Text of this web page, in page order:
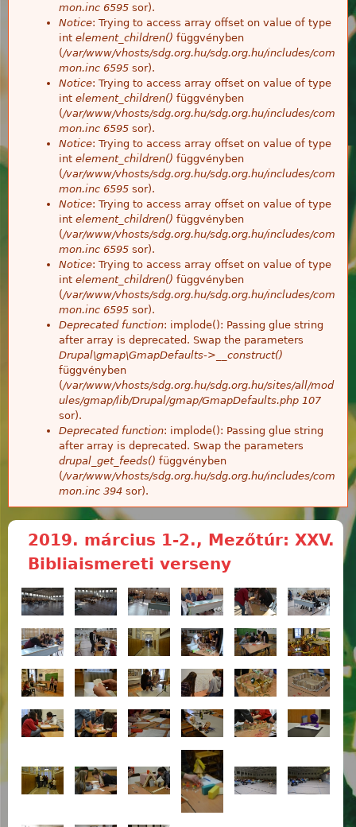
mon.inc 6595 sor).
Notice: Trying to access array offset on value of type
int element_children() függvényben
(/var/www/vhosts/sdg.org.hu/sdg.org.hu/includes/com
mon.inc 6595 sor).
Notice: Trying to access array offset on value of type
int element_children() függvényben
(/var/www/vhosts/sdg.org.hu/sdg.org.hu/includes/com
mon.inc 6595 sor).
Notice: Trying to access array offset on value of type
int element_children() függvényben
(/var/www/vhosts/sdg.org.hu/sdg.org.hu/includes/com
mon.inc 6595 sor).
Notice: Trying to access array offset on value of type
int element_children() függvényben
(/var/www/vhosts/sdg.org.hu/sdg.org.hu/includes/com
mon.inc 6595 sor).
Notice: Trying to access array offset on value of type
int element_children() függvényben
(/var/www/vhosts/sdg.org.hu/sdg.org.hu/includes/com
mon.inc 6595 sor).
Deprecated function: implode(): Passing glue string
after array is deprecated. Swap the parameters
Drupal\gmap\GmapDefaults->__construct()
függvényben
(/var/www/vhosts/sdg.org.hu/sdg.org.hu/sites/all/mod
ules/gmap/lib/Drupal/gmap/GmapDefaults.php 107
sor).
Deprecated function: implode(): Passing glue string
after array is deprecated. Swap the parameters
drupal_get_feeds() függvényben
(/var/www/vhosts/sdg.org.hu/sdg.org.hu/includes/com
mon.inc 394 sor).
2019. március 1-2., Mezőtúr: XXV.
Bibliaismereti verseny